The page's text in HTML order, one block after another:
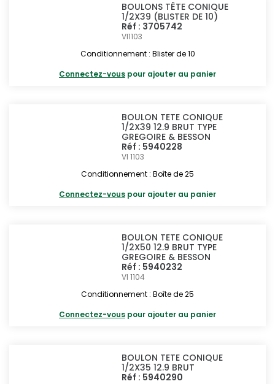
BOULONS TÊTE CONIQUE
1/2X39 (BLISTER DE 10)
Réf : 3705742
VI1103
Conditionnement : Blister de 10
Connectez-vous pour ajouter au panier
BOULON TETE CONIQUE
1/2X39 12.9 BRUT TYPE
GREGOIRE & BESSON
Réf : 5940228
VI 1103
Conditionnement : Boîte de 25
Connectez-vous pour ajouter au panier
BOULON TETE CONIQUE
1/2X50 12.9 BRUT TYPE
GREGOIRE & BESSON
Réf : 5940232
VI 1104
Conditionnement : Boîte de 25
Connectez-vous pour ajouter au panier
BOULON TETE CONIQUE
1/2X35 12.9 BRUT
Réf : 5940290